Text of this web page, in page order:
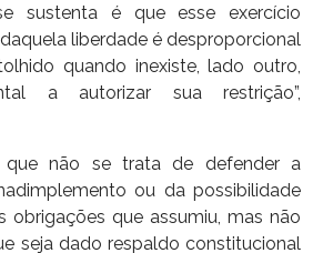
sustenta é que esse exercício
liberdade é desproporcional
quando inexiste, lado outro,
a autorizar sua restrição”,
que não se trata de defender a
ou da possibilidade
obrigações que assumiu, mas não
seja dado respaldo constitucional